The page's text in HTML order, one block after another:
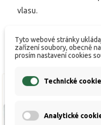
vlasu.
Tyto webové stránky
zařízení soubory, obecně
prosím nastavení cookies
Technické
Analytické